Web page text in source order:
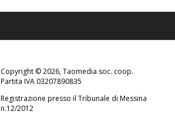
Copyright © 2026, Taomedia soc. coop.
Partita IVA 03207890835
Registrazione presso il Tribunale di Messina
n.12/2012